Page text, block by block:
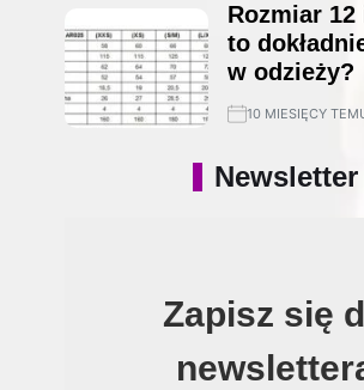
Rozmiar 12
to
w odzieży?
10 MIESIĘCY
Newsletter
Zapisz się